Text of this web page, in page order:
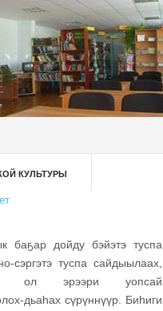
КУЛЬТУРЫ
ҕар дойду бэйэтэ туспа
сэргэтэ туспа сайдыылаах,
ол эрээри уопсай
дьаһах сүрүннүүр. Биһиги